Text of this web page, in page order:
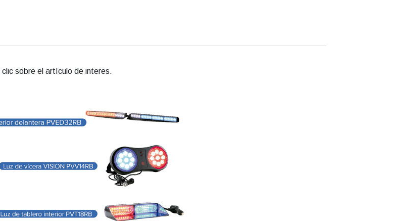
sobre el artículo de interes.